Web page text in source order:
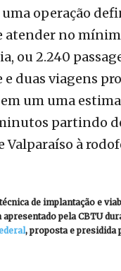
operação
atender no
ou 2.240
e duas viagens
um uma
partindo
Valparaíso à
de implantação e
pela CBTU
, proposta e presidida